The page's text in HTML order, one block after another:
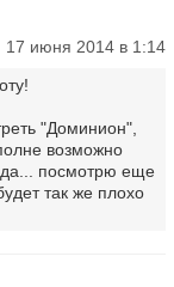
17 июня 2014 в 1:14
"Доминион",
возможно
посмотрю еще
так же плохо